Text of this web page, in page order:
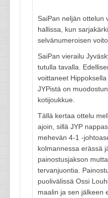
SaiPan neljän ottelun
hallissa, kun
selvänumeroisen
SaiPan vierailu
tutulla tavalla.
voittaneet
JYPistä on
kotijoukkue.
Tällä kertaa ottelu
ajoin, sillä JYP
mehevän 4-1 -
kolmannessa erässä
painostusjakson
tervanjuontia.
puolivälissä Ossi
maalin ja sen jälkeen